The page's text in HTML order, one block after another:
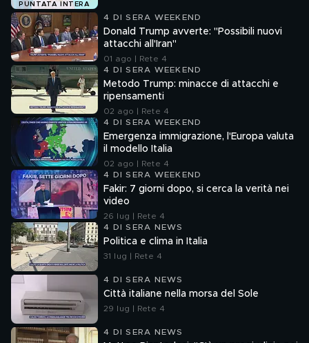
PUNTATA INTERA
4 DI SERA WEEKEND
Donald Trump avverte: "Possibili nuovi
attacchi all'Iran"
01 ago | Rete 4
4 DI SERA WEEKEND
Metodo Trump: minacce di attacchi e
ripensamenti
02 ago | Rete 4
4 DI SERA WEEKEND
Emergenza immigrazione, l'Europa valuta
il modello Italia
02 ago | Rete 4
4 DI SERA WEEKEND
Fakir: 7 giorni dopo, si cerca la verità nei
video
26 lug | Rete 4
4 DI SERA NEWS
Politica e clima in Italia
31 lug | Rete 4
4 DI SERA NEWS
Città italiane nella morsa del Sole
29 lug | Rete 4
4 DI SERA NEWS